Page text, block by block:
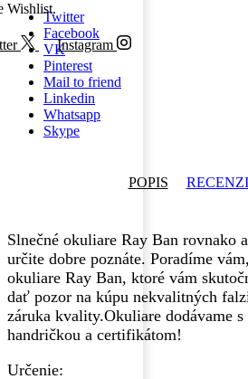
Wishlist.
Instagram
Twitter
Facebook
VK
Pinterest
Mail to friend
Linkedin
Whatsapp
Skype
POPIS
Slnečné okuliare Ray Ban rovnako
určite dobre poznáte. Poradíme
okuliare Ray Ban, ktoré vám
dať pozor na kúpu nekvalitných
záruka kvality.Okuliare dodávame
handričkou a certifikátom!
Určenie: